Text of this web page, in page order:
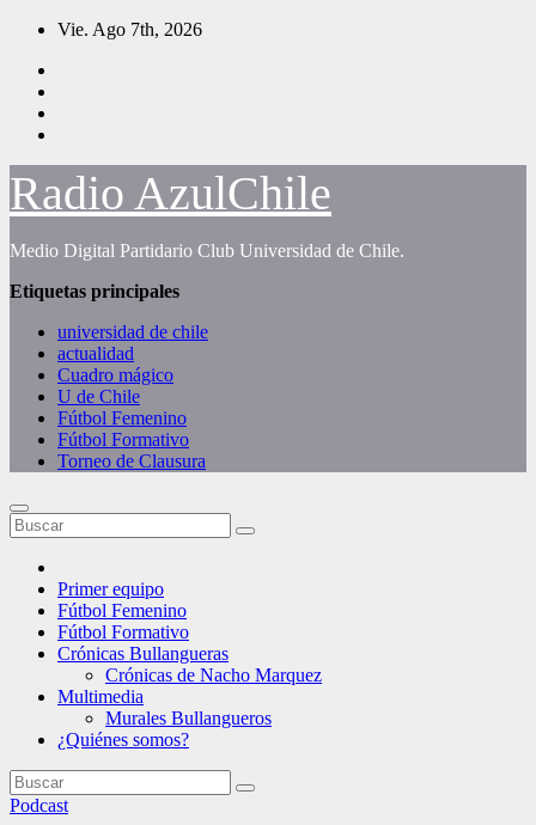
Saltar
contenido
Vie. Ago 7th, 2026
Radio AzulChile
Medio Digital Partidario Club Universidad de Chile.
Etiquetas principales
universidad de chile
actualidad
Cuadro mágico
U de Chile
Fútbol Femenino
Fútbol Formativo
Torneo de Clausura
Primer equipo
Fútbol Femenino
Fútbol Formativo
Crónicas Bullangueras
Crónicas de Nacho Marquez
Multimedia
Murales Bullangueros
¿Quiénes somos?
Podcast